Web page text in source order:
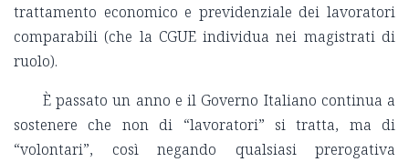
trattamento economico e previdenziale dei lavoratori
comparabili (che la CGUE individua nei magistrati di
ruolo).
È passato un anno e il Governo Italiano continua a
sostenere che non di “lavoratori” si tratta, ma di
“volontari”, così negando qualsiasi prerogativa